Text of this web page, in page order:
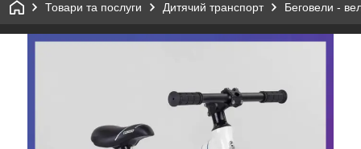
Товари та послуги Дитячий транспорт Беговели -